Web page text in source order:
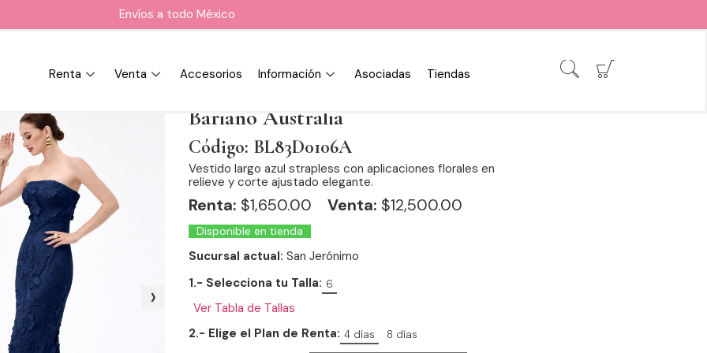
Envíos a todo México
Renta Venta Accesorios Información Asociadas Tiendas
›
Bariano Australia
Código: BL83D0106A
Vestido largo azul strapless con aplicaciones florales en
relieve y corte ajustado elegante.
Renta: $1,650.00 Venta: $12,500.00
Disponible en tienda
Sucursal actual: San Jerónimo
1.- Selecciona tu Talla: 6
Ver Tabla de Tallas
2.- Elige el Plan de Renta: 4 días 8 días